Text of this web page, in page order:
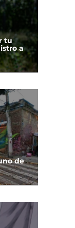
tu
a
de